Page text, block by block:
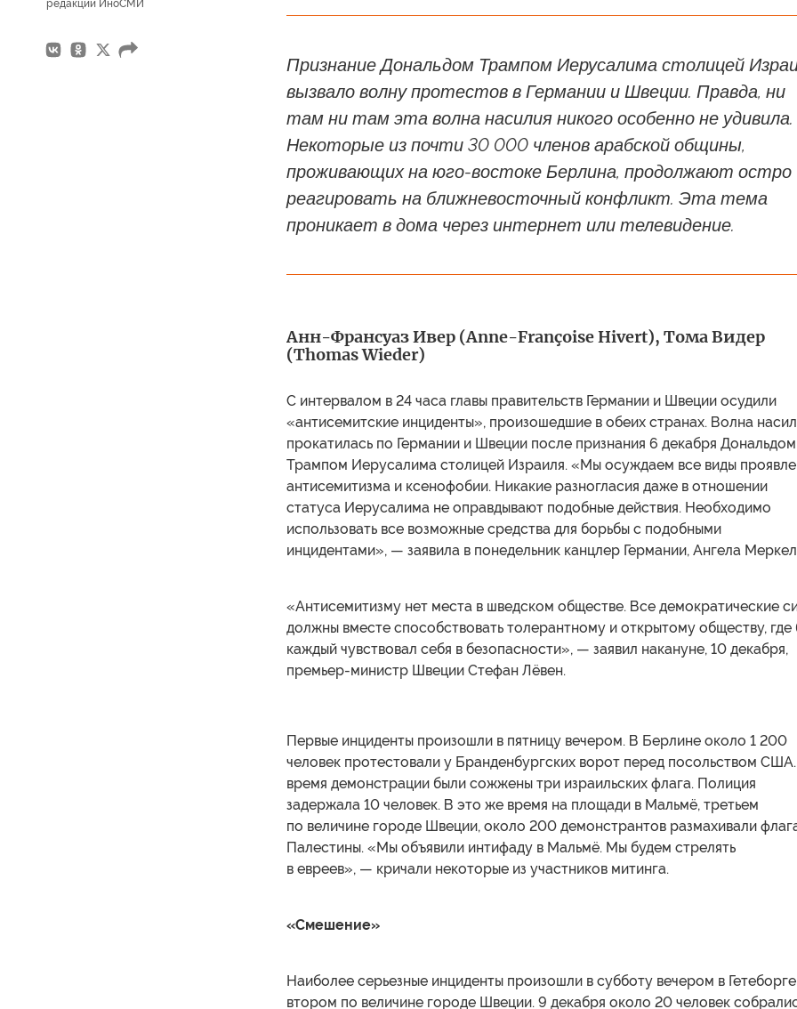
редакции ИноСМИ
Признание Дональдом Трампом Иерусалима столицей
вызвало волну протестов в Германии и Швеции. Правда, ни
там ни там эта волна насилия никого особенно не удивила.
Некоторые из почти 30 000 членов арабской общины,
проживающих на юго-востоке Берлина, продолжают остро
реагировать на ближневосточный конфликт. Эта тема
проникает в дома через интернет или телевидение.
Анн-Франсуаз Ивер (Anne-Françoise Hivert), Тома Видер
(Thomas Wieder)
С интервалом в 24 часа главы правительств Германии и Швеции осудили
«антисемитские инциденты», произошедшие в обеих странах. Волна
прокатилась по Германии и Швеции после признания 6 декабря Дональдом
Трампом Иерусалима столицей Израиля. «Мы осуждаем все виды
антисемитизма и ксенофобии. Никакие разногласия даже в отношении
статуса Иерусалима не оправдывают подобные действия. Необходимо
использовать все возможные средства для борьбы с подобными
инцидентами», — заявила в понедельник канцлер Германии, Ангела
«Антисемитизму нет места в шведском обществе. Все демократические
должны вместе способствовать толерантному и открытому обществу, где
каждый чувствовал себя в безопасности», — заявил накануне, 10 декабря,
премьер-министр Швеции Стефан Лёвен.
Первые инциденты произошли в пятницу вечером. В Берлине около 1 200
человек протестовали у Бранденбургских ворот перед посольством
время демонстрации были сожжены три израильских флага. Полиция
задержала 10 человек. В это же время на площади в Мальмё, третьем
по величине городе Швеции, около 200 демонстрантов размахивали
Палестины. «Мы объявили интифаду в Мальмё. Мы будем стрелять
в евреев», — кричали некоторые из участников митинга.
«Смешение»
Наиболее серьезные инциденты произошли в субботу вечером в
втором по величине городе Швеции. 9 декабря около 20 человек